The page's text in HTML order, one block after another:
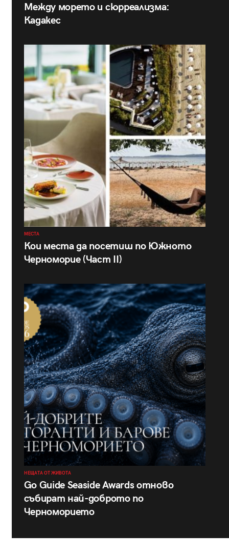
Между морето и сюрреализма:
Кадакес
МЕСТА
Кои места да посетиш по Южното
Черноморие (Част II)
НЕЩАТА ОТ ЖИВОТА
Go Guide Seaside Awards отново
събират най-доброто по
Черноморието